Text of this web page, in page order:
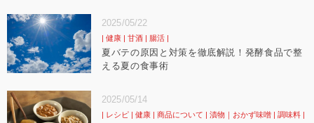
2025/05/22
健康 甘酒 腸活
夏バテの原因と対策を徹底解説！発酵食品で整
える夏の食事術
2025/05/14
レシピ 健康 商品について 漬物｜おかず味噌 調味料